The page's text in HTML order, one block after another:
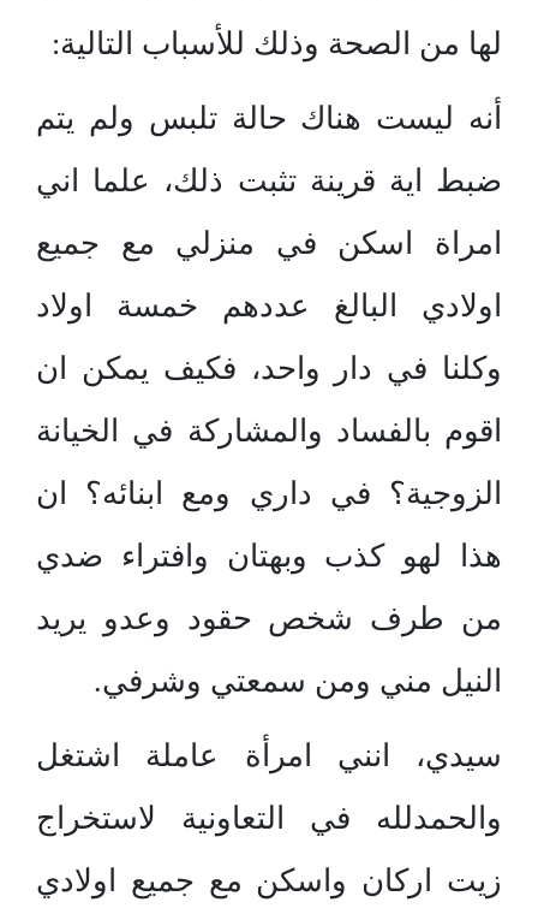
لها من الصحة وذلك للأسباب التالية:
أنه ليست هناك حالة تلبس ولم يتم
ضبط اية قرينة تثبت ذلك، علما اني
امراة اسكن في منزلي مع جميع
اولادي البالغ عددهم خمسة اولاد
وكلنا في دار واحد، فكيف يمكن ان
اقوم بالفساد والمشاركة في الخيانة
الزوجية؟ في داري ومع ابنائه؟ ان
هذا لهو كذب وبهتان وافتراء ضدي
من طرف شخص حقود وعدو يريد
النيل مني ومن سمعتي وشرفي.
سيدي، انني امرأة عاملة اشتغل
والحمدلله في التعاونية لاستخراج
زيت اركان واسكن مع جميع اولادي